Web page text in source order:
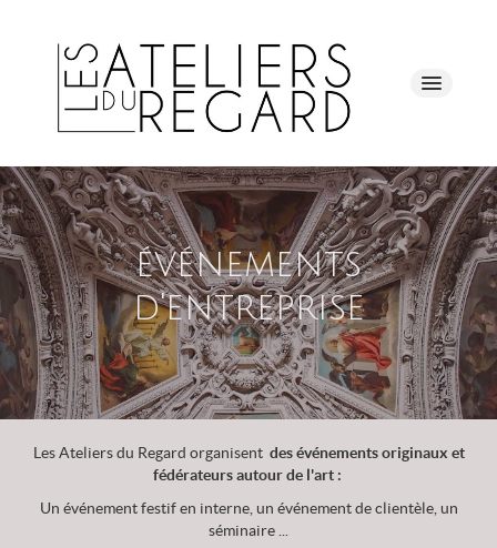
Accueil
Notre démarche
Qui sommes-nous ?
Nos prestations
événements
d'entreprise
Les Ateliers du Regard organisent des événements originaux et
fédérateurs autour de l'art :
Un événement festif en interne, un événement de clientèle, un
séminaire ...